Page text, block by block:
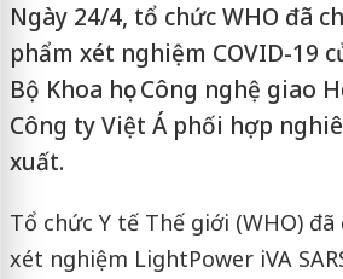
Ngày 24/4, tổ chức WHO đã
phẩm xét nghiệm COVID-19
Bộ Khoa học Công nghệ giao
Công ty Việt Á phối hợp
xuất.
Tổ chức Y tế Thế giới (WHO)
xét nghiệm LightPower iVA